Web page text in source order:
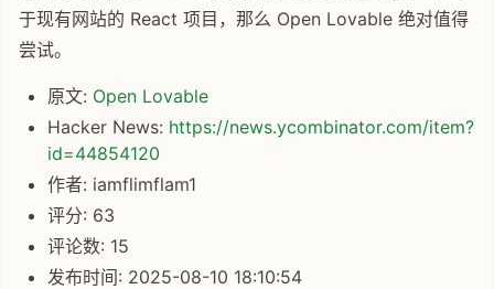
于现有网站的 React 项目，那么 Open Lovable 绝对值得
尝试。
原文: Open Lovable
Hacker News: https://news.ycombinator.com/item?
id=44854120
作者: iamflimflam1
评分: 63
评论数: 15
发布时间: 2025-08-10 18:10:54